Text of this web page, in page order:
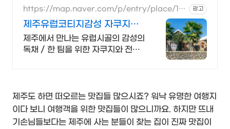
보가능 맛집 편의시설
https://map.naver.com/p/entry/place/15
89368656
광고
제주유럽코티지감성 자쿠지독
채 프라이빗 제주여행, 유럽감
성
제주에서 만나는 유럽시골의 감성의
독채 / 한 팀을 위한 자쿠지와 전용
제주도 하면 떠오르는 맛집들 많으시죠? 워낙 유명한 여행지
이다 보니 여행객을 위한 맛집들이 많으니까요. 하지만 뜨내
기손님들보다는 제주에 사는 분들이 찾는 집이 진짜 맛집이